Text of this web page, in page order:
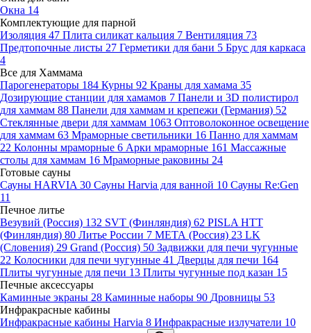
Окна 14
Комплектующие для парной
Изоляция 47 Плита силикат кальция 7 Вентиляция 73
Предтопочные листы 27 Герметики для бани 5 Брус для каркаса
4
Все для Хаммама
Парогенераторы 184 Курны 92 Краны для хамама 35
Дозирующие станции для хамамов 7 Панели и 3D полистирол
для хаммам 88 Панели для хаммам и крепежи (Германия) 52
Стеклянные двери для хаммам 1063 Оптоволоконное освещение
для хаммам 63 Мраморные светильники 16 Панно для хаммам
22 Колонны мраморные 6 Арки мраморные 161 Массажные
столы для хаммам 16 Мраморные раковины 24
Готовые сауны
Сауны HARVIA 30 Сауны Harvia для ванной 10 Сауны Re:Gen
11
Печное литье
Везувий (Россия) 132 SVT (Финляндия) 62 PISLA HTT
(Финляндия) 80 Литье России 7 МЕТА (Россия) 23 LK
(Словения) 29 Grand (Россия) 50 Задвижки для печи чугунные
22 Колосники для печи чугунные 41 Дверцы для печи 164
Плиты чугунные для печи 13 Плиты чугунные под казан 15
Печные аксессуары
Каминные экраны 28 Каминные наборы 90 Дровницы 53
Инфракрасные кабины
Инфракрасные кабины Harvia 8 Инфракрасные излучатели 10